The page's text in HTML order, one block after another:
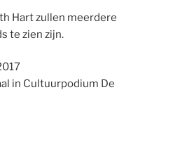
Hart zullen meerdere
te zien zijn.
in Cultuurpodium De